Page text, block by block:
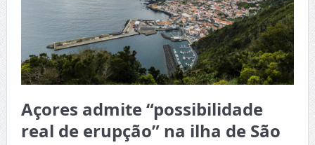
Açores admite “possibilidade
real de erupção” na ilha de São